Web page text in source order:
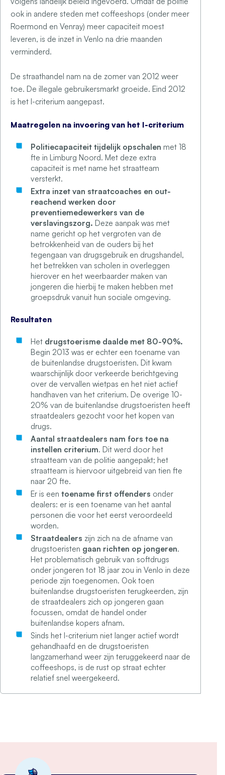
ook in andere steden met coffeeshops (onder meer
Roermond en Venray) meer capaciteit moest
leveren, is de inzet in Venlo na drie maanden
verminderd.
De straathandel nam na de zomer van 2012 weer
toe. De illegale gebruikersmarkt groeide. Eind 2012
is het I-criterium aangepast.
Maatregelen na invoering van het I-criterium
Politiecapaciteit tijdelijk opschalen met 18
fte in Limburg Noord. Met deze extra
capaciteit is met name het straatteam
versterkt.
Extra inzet van straatcoaches en out-
reachend werken door
preventiemedewerkers van de
verslavingszorg. Deze aanpak was met
name gericht op het vergroten van de
betrokkenheid van de ouders bij het
tegengaan van drugsgebruik en drugshandel,
het betrekken van scholen in overleggen
hierover en het weerbaarder maken van
jongeren die hierbij te maken hebben met
groepsdruk vanuit hun sociale omgeving.
Resultaten
Het drugstoerisme daalde met 80-90%.
Begin 2013 was er echter een toename van
de buitenlandse drugstoeristen. Dit kwam
waarschijnlijk door verkeerde berichtgeving
over de vervallen wietpas en het niet actief
handhaven van het criterium. De overige 10-
20% van de buitenlandse drugstoeristen heeft
straatdealers gezocht voor het kopen van
drugs.
Aantal straatdealers nam fors toe na
instellen criterium. Dit werd door het
straatteam van de politie aangepakt; het
straatteam is hiervoor uitgebreid van tien fte
naar 20 fte.
Er is een toename first offenders onder
dealers: er is een toename van het aantal
personen die voor het eerst veroordeeld
worden.
Straatdealers zijn zich na de afname van
drugstoeristen gaan richten op jongeren.
Het problematisch gebruik van softdrugs
onder jongeren tot 18 jaar zou in Venlo in deze
periode zijn toegenomen. Ook toen
buitenlandse drugstoeristen terugkeerden, zijn
de straatdealers zich op jongeren gaan
focussen, omdat de handel onder
buitenlandse kopers afnam.
Sinds het I-criterium niet langer actief wordt
gehandhaafd en de drugstoeristen
langzamerhand weer zijn teruggekeerd naar de
coffeeshops, is de rust op straat echter
relatief snel weergekeerd.